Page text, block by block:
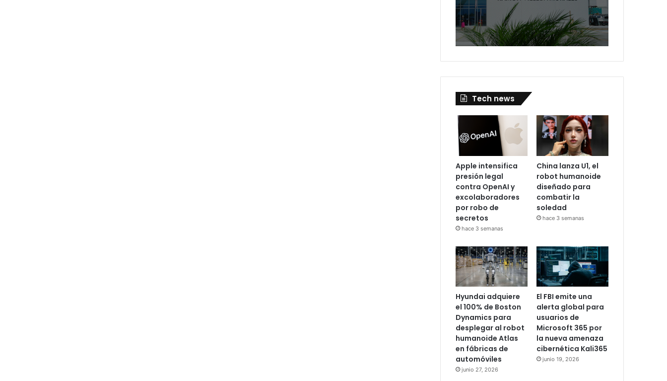
Tech news
Apple intensifica
presión legal
contra OpenAI y
excolaboradores
por robo de
secretos
hace 3 semanas
China lanza U1, el
robot humanoide
diseñado para
combatir la
soledad
hace 3 semanas
Hyundai adquiere
el 100% de Boston
Dynamics para
desplegar al robot
humanoide Atlas
en fábricas de
automóviles
junio 27, 2026
El FBI emite una
alerta global para
usuarios de
Microsoft 365 por
la nueva amenaza
cibernética Kali365
junio 19, 2026